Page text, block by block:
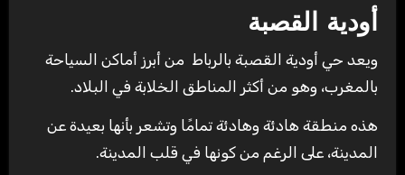
أودية القصبة
ويعد حي أودية القصبة بالرباط من أبرز أماكن السياحة
بالمغرب، وهو من أكثر المناطق الخلابة في البلاد.
هذه منطقة هادئة وهادئة تمامًا وتشعر بأنها بعيدة عن
المدينة، على الرغم من كونها في قلب المدينة.